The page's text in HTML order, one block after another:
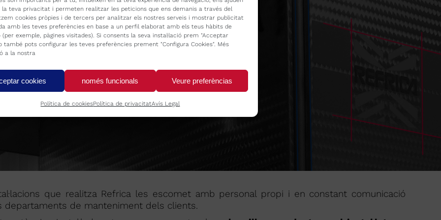
la teva privacitat i permeten realitzar les peticions que ens demanis a través del
cookies pròpies i de tercers per analitzar els nostres serveis i mostrar publicitat
amb les teves preferències en base a un perfil elaborat amb els teus hàbits de
(per exemple, pàgines visitades). Si consents la seva instal·lació prem "Acceptar
també pots configurar les teves preferències prement "Configura Cookies". Més
a la nostra
cookies només funcionals Veure preferèncias
Política de cookiesPolítica de privacitatAvís Legal
que realitza Refrica les escomet amb personal propi i en constant comunicació
departaments de manteniment dels clients.